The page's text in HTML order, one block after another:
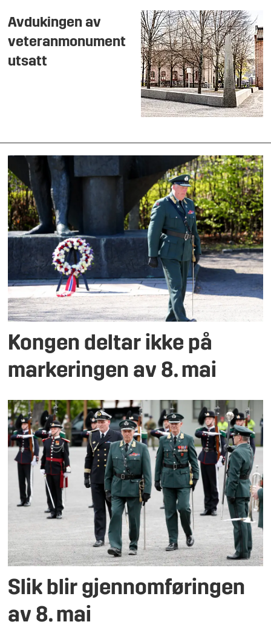
Avdukingen av
veteranmonument
utsatt
Kongen deltar ikke på
markeringen av 8. mai
Slik blir gjennomføringen
av 8. mai